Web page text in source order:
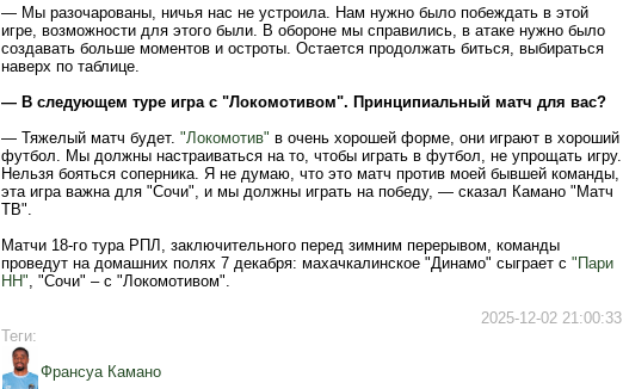
— Мы разочарованы, ничья нас не устроила. Нам нужно было побеждать в этой
игре, возможности для этого были. В обороне мы справились, в атаке нужно было
создавать больше моментов и остроты. Остается продолжать биться, выбираться
наверх по таблице.
— В следующем туре игра с "Локомотивом". Принципиальный матч для вас?
— Тяжелый матч будет. "Локомотив" в очень хорошей форме, они играют в хороший
футбол. Мы должны настраиваться на то, чтобы играть в футбол, не упрощать игру.
Нельзя бояться соперника. Я не думаю, что это матч против моей бывшей команды,
эта игра важна для "Сочи", и мы должны играть на победу, — сказал Камано "Матч
ТВ".
Матчи 18-го тура РПЛ, заключительного перед зимним перерывом, команды
проведут на домашних полях 7 декабря: махачкалинское "Динамо" сыграет с "Пари
НН", "Сочи" – с "Локомотивом".
2025-12-02 21:00:33
Теги:
Франсуа Камано